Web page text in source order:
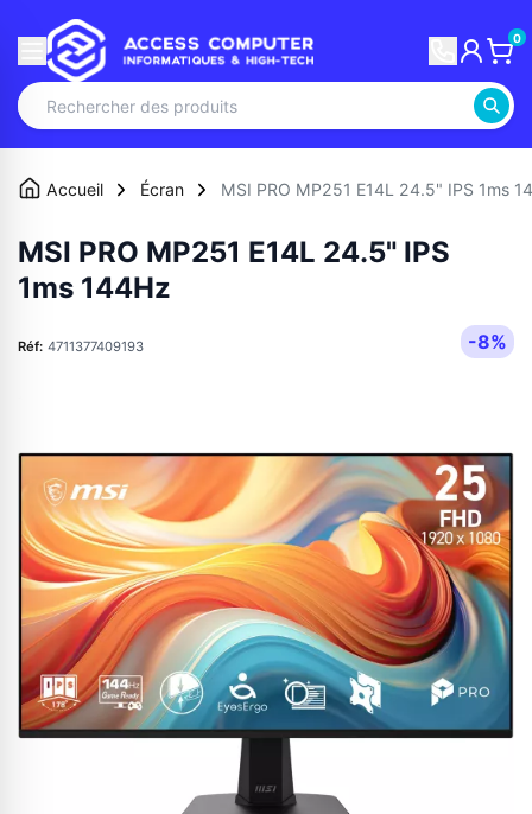
0
Appelez-nous au
Accueil Écran MSI PRO MP251 E14L 24.5" IPS 1ms
MSI PRO MP251 E14L 24.5" IPS
1ms 144Hz
Réf: 4711377409193 -8%